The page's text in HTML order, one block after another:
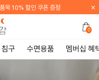
쿠폰 증정
0
침구 수면용품 멤버십 혜